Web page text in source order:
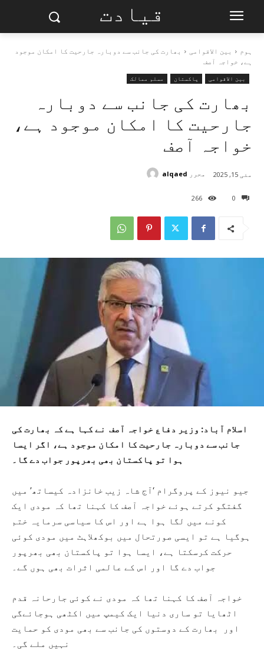
قیادت
ہوم بین الاقوامی
بھارت کی جانب سے دوبارہ جارحیت کا امکان موجود
ہے، خواجہ آصف
بین الاقوامی پاکستان مسلم ممالک
بھارت کی جانب سے دوبارہ
جارحیت کا امکان موجود ہے،
خواجہ آصف
0
266
مئی 15, 2025 محرر alqaed
ا سلام آباد: وزیر دفاع خواجہ آصف نے کہا ہے کہ بھارت کی
جانب سے دوبارہ جارحیت کا امکان موجود ہے، اگر ایسا
ہوا تو پاکستان بھی بھرپور جواب دے گا۔
جیو نیوز کے پروگرام ‘آج شاہ زیب خانزادہ کیساتھ’ میں
گفتگو کرتے ہوئے خواجہ آصف کا کہنا تھا کہ مودی ایک
کونے میں لگا ہوا ہے اور اس کا سیاسی سرمایہ ختم
ہوگیا ہے تو ایسی صورتحال میں بوکھلاہٹ میں مودی کوئی
حرکت کرسکتا ہے، ایسا ہوا تو پاکستان بھی بھرپور
جواب دے گا اور اس کے عالمی اثرات بھی ہوں گے۔
خواجہ آصف کا کہنا تھا کہ مودی نے کوئی جارحانہ قدم
اٹھایا تو ساری دنیا ایک کیمپ میں اکٹھی ہوجائےگی
اور بھارت کے دوستوں کی جانب سے بھی مودی کو حمایت
نہیں ملے گی۔